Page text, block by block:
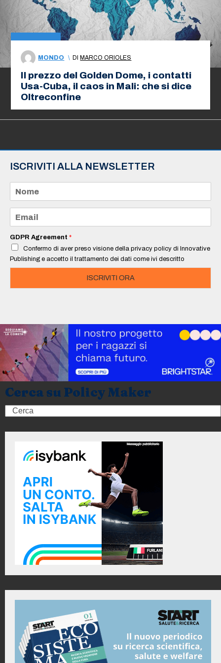
MONDO \ DI MARCO ORIOLES
Il prezzo del Golden Dome, i contatti
Usa-Cuba, il caos in Mali: che si dice
Oltreconfine
ISCRIVITI ALLA NEWSLETTER
m
e
a
i
*
GDPR Agreement *
Confermo di aver preso visione della privacy policy di Innovative
Publishing e accetto il trattamento dei dati come ivi descritto
ISCRIVITI ORA
Cerca su Policy Maker
Search